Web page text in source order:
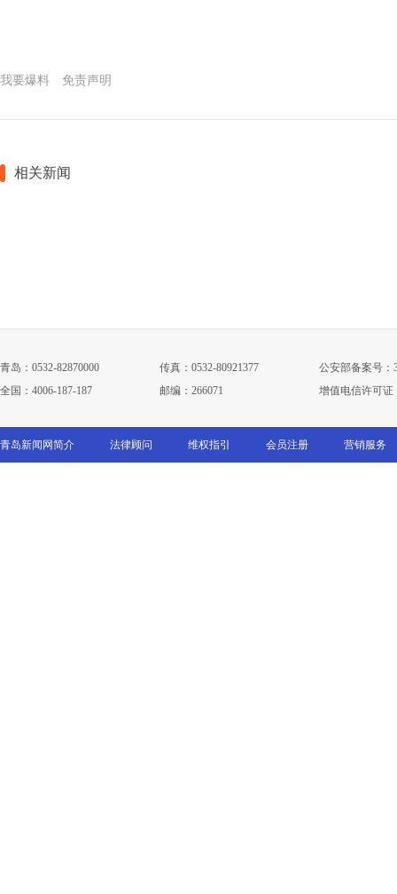
我要爆料 免责声明
相关新闻
青岛：0532-82870000 传真：0532-80921377
公安部备案号：
全国：4006-187-187
邮编：266071 增值电信许可证
青岛新闻网简介 法律顾问 维权指引 会员注册 营销服务